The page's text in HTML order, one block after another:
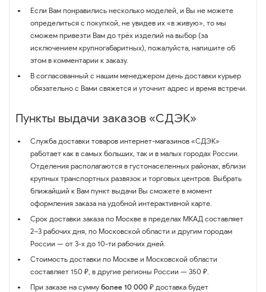
Если Вам понравились несколько моделей, и Вы не можете
определиться с покупкой, не увидев их «в живую», то мы
сможем привезти Вам до трёх изделий на выбор (за
исключением крупногабаритных), пожалуйста, напишите об
этом в комментарии к заказу.
В согласованный с нашим менеджером день доставки курьер
обязательно с Вами свяжется и уточнит адрес и время встречи.
Пункты выдачи заказов «СДЭК»
Служба доставки товаров интернет-магазинов «СДЭК»
работает как в самых больших, так и в малых городах России.
Отделения располагаются в густонаселенных районах, вблизи
крупных транспортных развязок и торговых центров. Выбрать
ближайший к Вам пункт выдачи Вы сможете в момент
оформления заказа на удобной интерактивной карте.
Срок доставки заказа по Москве в пределах МКАД составляет
2–3 рабочих дня, по Московской области и другим городам
России — от 3-х до 10-ти рабочих дней.
Стоимость доставки по Москве и Московской области
составляет 150 ₽, в другие регионы России — 350 ₽.
При заказе на сумму более 10 000 ₽ доставка будет